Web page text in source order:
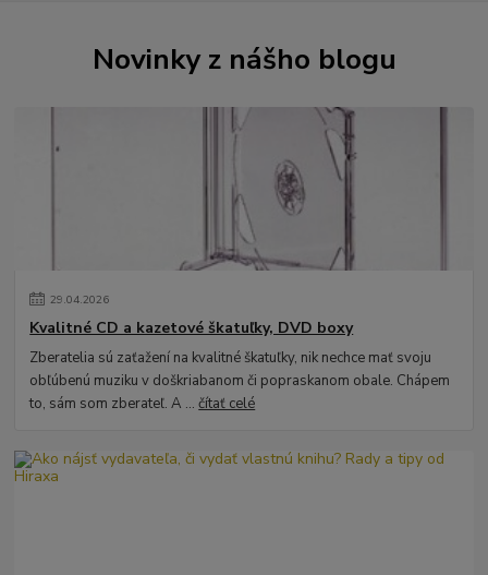
Novinky z nášho blogu
29.04.2026
Kvalitné CD a kazetové škatuľky, DVD boxy
Zberatelia sú zaťažení na kvalitné škatuľky, nik nechce mať svoju
obľúbenú muziku v doškriabanom či popraskanom obale. Chápem
to, sám som zberateľ. A ...čítať celé